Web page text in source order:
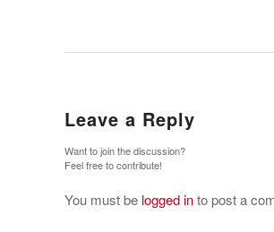
Leave a Reply
Want to join the discussion?
Feel free to contribute!
You must be logged into post a